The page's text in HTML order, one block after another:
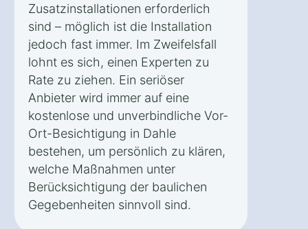
Zusatzinstallationen erforderlich
sind – möglich ist die Installation
jedoch fast immer. Im Zweifelsfall
lohnt es sich, einen Experten zu
Rate zu ziehen. Ein seriöser
Anbieter wird immer auf eine
kostenlose und unverbindliche Vor-
Ort-Besichtigung in Dahle
bestehen, um persönlich zu klären,
welche Maßnahmen unter
Berücksichtigung der baulichen
Gegebenheiten sinnvoll sind.